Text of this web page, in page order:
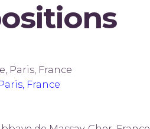
Paris, France
France